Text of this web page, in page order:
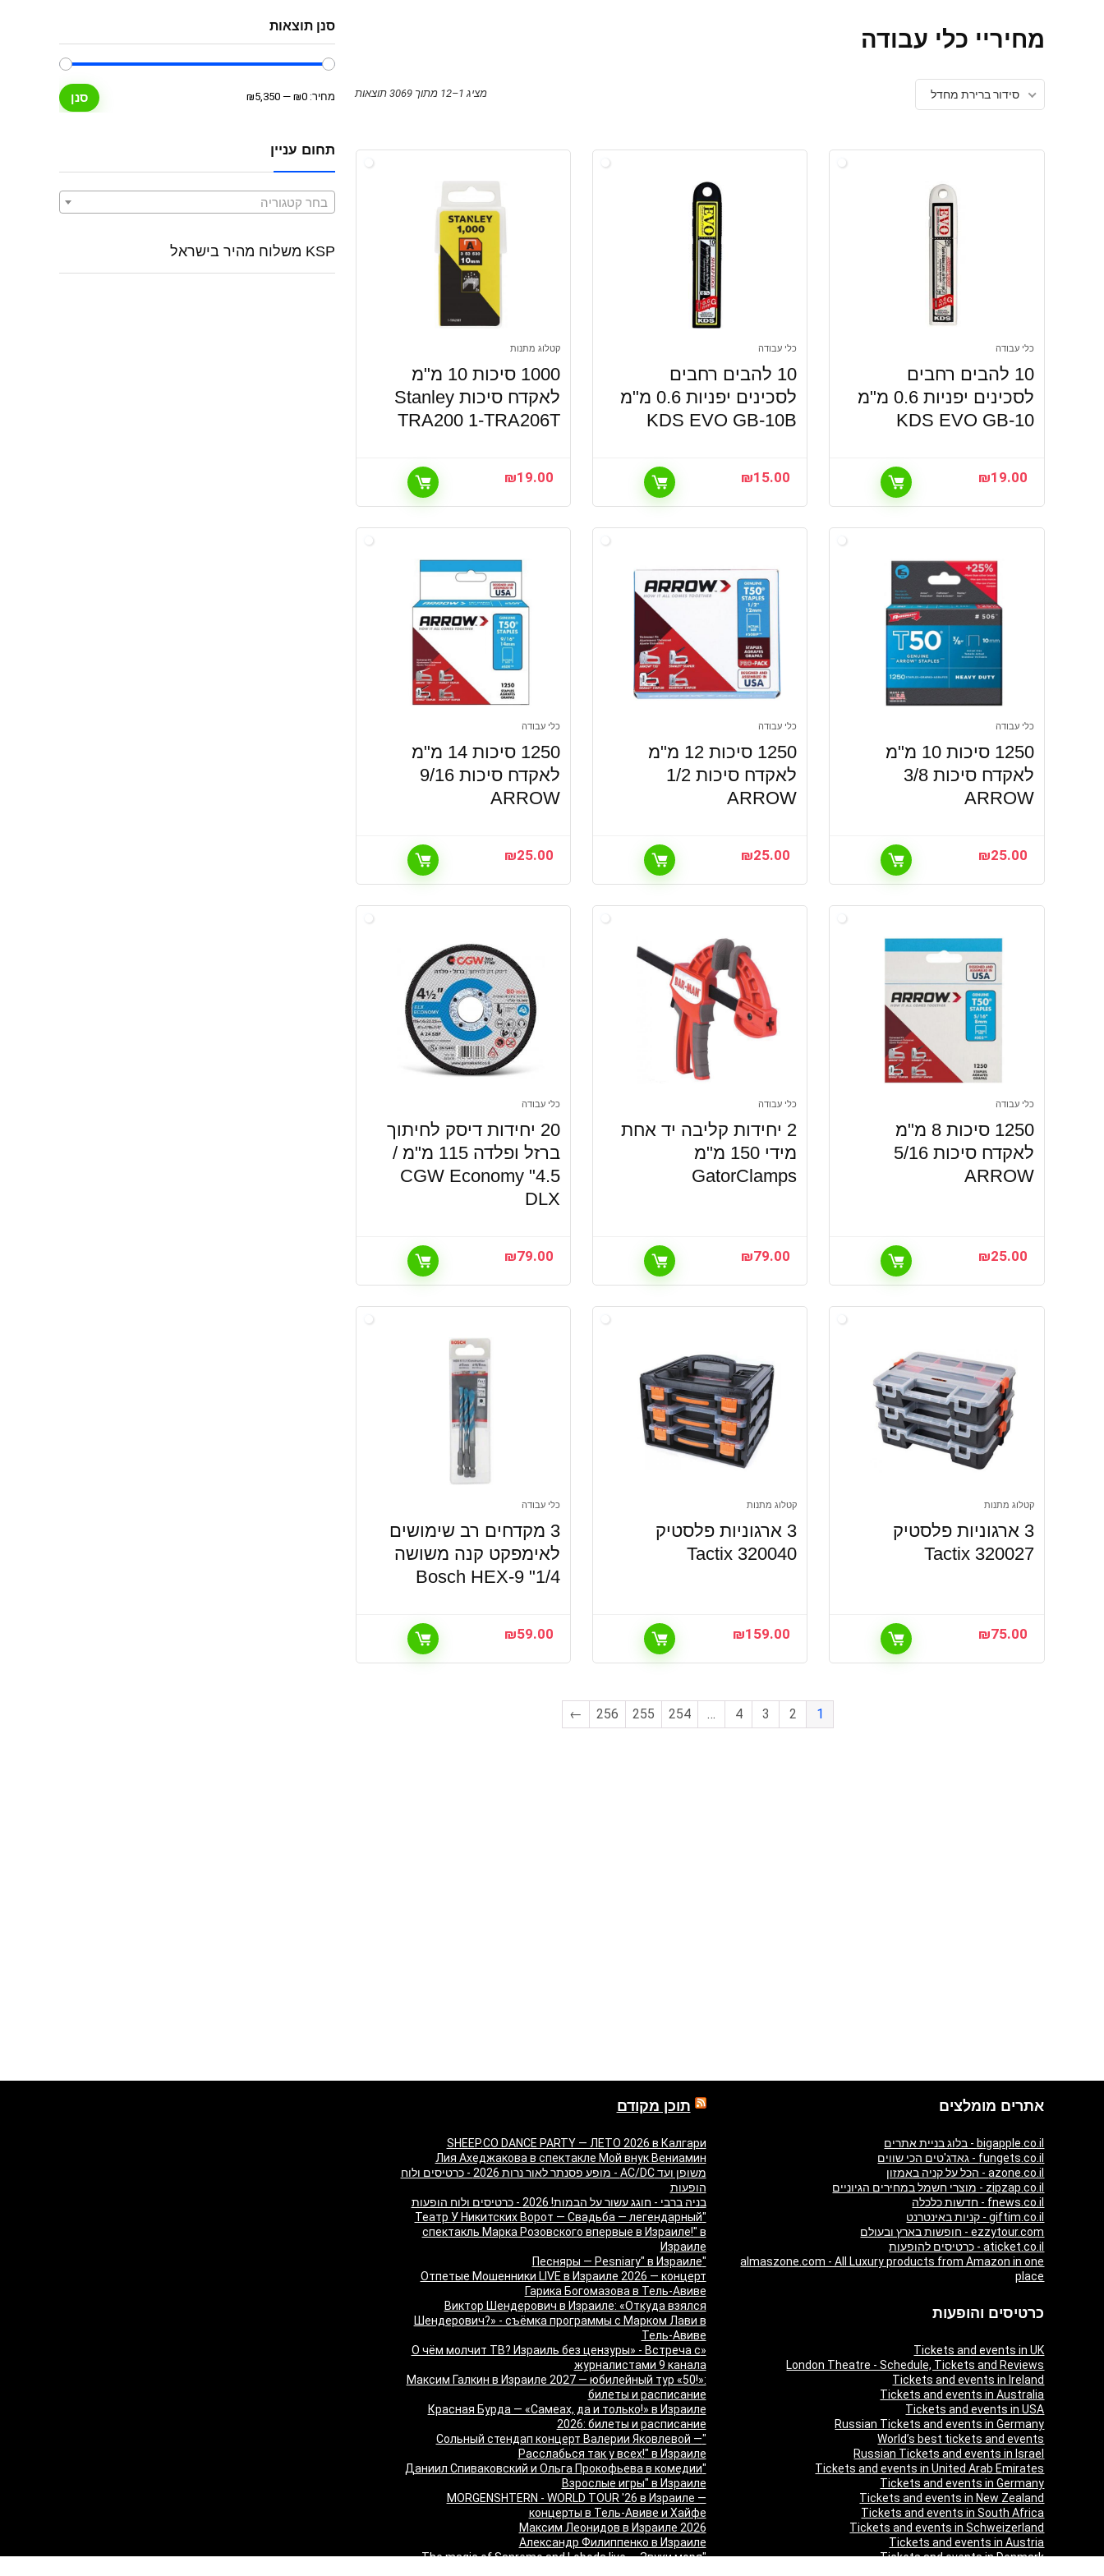
מחיריי כלי עבודה
מציג 1–12 מתוך 3069 תוצאות סידור ברירת מחדל
כלי עבודה
10 להבים רחבים
לסכינים יפניות 0.6 מ"מ
KDS EVO GB-10
₪19.00
כלי עבודה
10 להבים רחבים
לסכינים יפניות 0.6 מ"מ
KDS EVO GB-10B
₪15.00
קטלוג מתנות
1000 סיכות 10 מ"מ
לאקדח סיכות Stanley
TRA200 1-TRA206T
₪19.00
כלי עבודה
1250 סיכות 10 מ"מ
לאקדח סיכות 3/8
ARROW
₪25.00
כלי עבודה
1250 סיכות 12 מ"מ
לאקדח סיכות 1/2
ARROW
₪25.00
כלי עבודה
1250 סיכות 14 מ"מ
לאקדח סיכות 9/16
ARROW
₪25.00
כלי עבודה
1250 סיכות 8 מ"מ
לאקדח סיכות 5/16
ARROW
₪25.00
כלי עבודה
2 יחידות קליבה יד אחת
מידי 150 מ"מ
GatorClamps
₪79.00
כלי עבודה
20 יחידות דיסק לחיתוך
ברזל ופלדה 115 מ"מ /
4.5" CGW Economy
DLX
₪79.00
קטלוג מתנות
3 ארגוניות פלסטיק
Tactix 320027
₪75.00
קטלוג מתנות
3 ארגוניות פלסטיק
Tactix 320040
₪159.00
כלי עבודה
3 מקדחים רב שימושים
לאימפקט קנה משושה
1/4" Bosch HEX-9
₪59.00
1
2
3
4
…
254
255
256
←
סנן תוצאות
מחיר
מחיר סנן מחיר: ₪0
—
₪5,350
תחום עניין
בחר קטגוריה
KSP משלוח מהיר בישראל
אתרים מומלצים
bigapple.co.il - בלוג בניית אתרים
fungets.co.il - גאדג'טים הכי שווים
azone.co.il - הכל על קניה באמזון
zipzap.co.il - מוצרי חשמל במחירים הגיוניים
fnews.co.il - חדשות כלכלה
giftim.co.il - קניות באינטרנט
ezzytour.com - חופשות בארץ ובעולם
aticket.co.il - כרטיסים להופעות
almaszone.com - All Luxury products from Amazon in one
place
כרטיסים והופעות
Tickets and events in UK
London Theatre - Schedule, Tickets and Reviews
Tickets and events in Ireland
Tickets and events in Australia
Tickets and events in USA
Russian Tickets and events in Germany
World’s best tickets and events
Russian Tickets and events in Israel
Tickets and events in United Arab Emirates
Tickets and events in Germany
Tickets and events in New Zealand
Tickets and events in South Africa
Tickets and events in Schweizerland
Tickets and events in Austria
Tickets and events in Denmark
תוכן מקודם
SHEEP.CO DANCE PARTY — ЛЕТО 2026 в Калгари
Лия Ахеджакова в спектакле Мой внук Вениамин
משופן ועד AC/DC - מופע פסנתר לאור נרות 2026 - כרטיסים ולוח
הופעות
בניה ברבי - חוגג עשור על הבמות! 2026 - כרטיסים ולוח הופעות
"Театр У Никитских Ворот — Свадьба — легендарный
спектакль Марка Розовского впервые в Израиле!" в
Израиле
"Песняры — Pesniary" в Израиле
Отпетые Мошенники LIVE в Израиле 2026 — концерт
Гарика Богомазова в Тель-Авиве
Виктор Шендерович в Израиле: «Откуда взялся
Шендерович?» - съёмка программы с Марком Лави в
Тель-Авиве
«О чём молчит ТВ? Израиль без цензуры» - Встреча с
журналистами 9 канала
Максим Галкин в Израиле 2027 — юбилейный тур «50!»:
билеты и расписание
Красная Бурда — «Самеах, да и только!» в Израиле
2026: билеты и расписание
"Сольный стендап концерт Валерии Яковлевой —
Расслабься так у всех!" в Израиле
"Даниил Спиваковский и Ольга Прокофьева в комедии
Взрослые игры" в Израиле
MORGENSHTERN - WORLD TOUR '26 в Израиле —
концерты в Тель-Авиве и Хайфе
Максим Леонидов в Израиле 2026
Александр Филиппенко в Израиле
"The magic of Sanremo and Loboda live — Звуки моря